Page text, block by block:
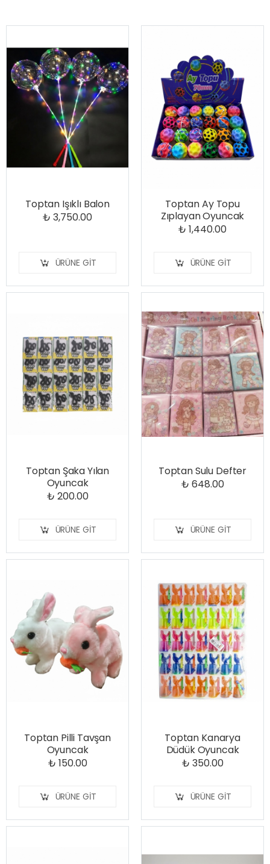
Toptan Işıklı Balon
₺ 3,750.00
ÜRÜNE GIT
Toptan Ay Topu
Zıplayan Oyuncak
₺ 1,440.00
ÜRÜNE GIT
Toptan Şaka Yılan
Oyuncak
₺ 200.00
ÜRÜNE GIT
Toptan Sulu Defter
₺ 648.00
ÜRÜNE GIT
Toptan Pilli Tavşan
Oyuncak
₺ 150.00
ÜRÜNE GIT
Toptan Kanarya
Düdük Oyuncak
₺ 350.00
ÜRÜNE GIT